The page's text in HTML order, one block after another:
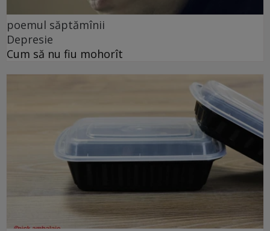
poemul săptămînii
Depresie
Cum să nu fiu mohorît